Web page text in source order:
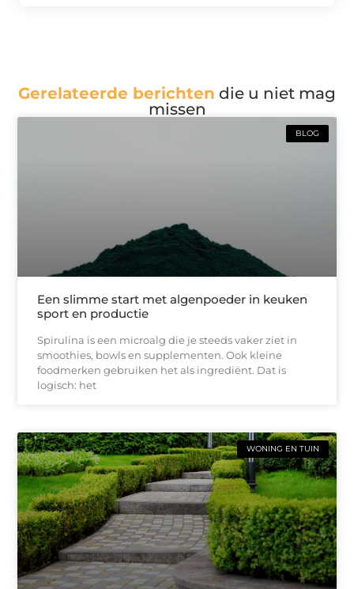
Gerelateerde berichten die u niet mag
missen
BLOG
Een slimme start met algenpoeder in keuken
sport en productie
Spirulina is een microalg die je steeds vaker ziet in
smoothies, bowls en supplementen. Ook kleine
foodmerken gebruiken het als ingrediënt. Dat is
logisch: het
WONING EN TUIN